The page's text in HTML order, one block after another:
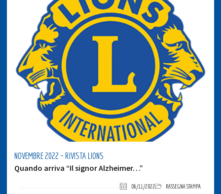
NOVEMBRE 2022 – RIVISTA LIONS
Quando arriva “Il signor Alzheimer…”
06/11/2022 RASSEGNA STAMPA